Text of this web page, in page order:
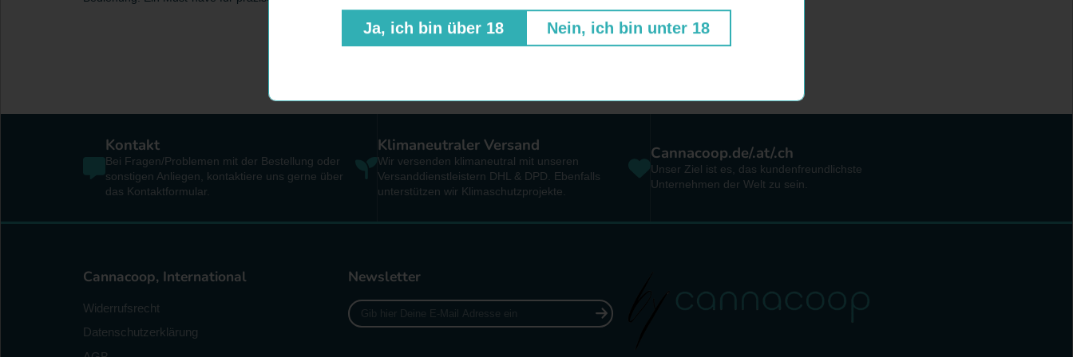
Kontakt
Bei Fragen/Problemen mit der Bestellung oder
sonstigen Anliegen, kontaktiere uns gerne über
das Kontaktformular.
Klimaneutraler Versand
Wir versenden klimaneutral mit unseren
Versanddienstleistern DHL & DPD. Ebenfalls
unterstützen wir Klimaschutzprojekte.
Cannacoop.de/.at/.ch
Unser Ziel ist es, das kundenfreundlichste
Unternehmen der Welt zu sein.
Cannacoop, International
Widerrufsrecht
Datenschutzerklärung
Newsletter
Gib
hier
Ja, ich bin über 18 Nein, ich bin unter 18